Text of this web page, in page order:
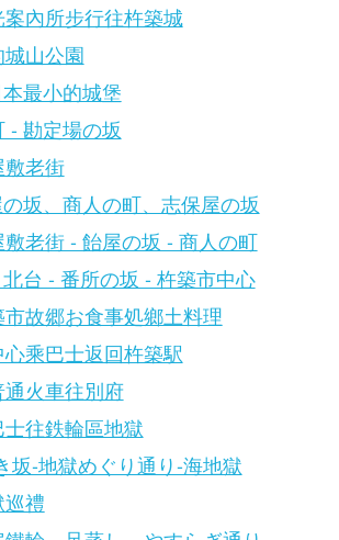
內所步行往杵築城
山公園
最小的城堡
- 勘定場の坂
老街
坂、商人の町、志保屋の坂
老街 - 飴屋の坂 - 商人の町
台 - 番所の坂 - 杵築市中心
故郷お食事処鄉土料理
乘巴士返回杵築駅
火車往別府
往鉄輪區地獄
坂-地獄めぐり通り-海地獄
禮